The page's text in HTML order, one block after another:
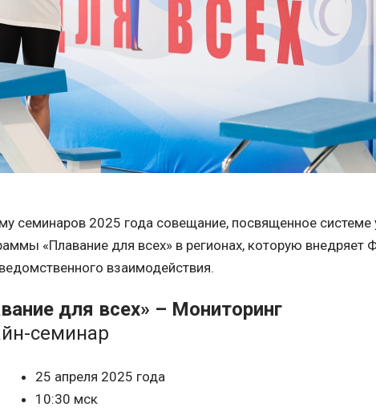
семинаров 2025 года совещание, посвященное системе
«Плавание для всех» в регионах, которую
взаимодействия.
для всех» – Мониторинг
семинар
25 апреля 2025 года
10:30 мск